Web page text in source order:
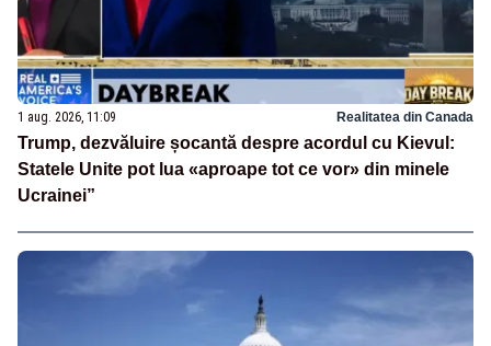
1 aug. 2026, 11:09 Realitatea din Canada
Trump, dezvăluire șocantă despre acordul cu Kievul:
Statele Unite pot lua «aproape tot ce vor» din minele
Ucrainei”